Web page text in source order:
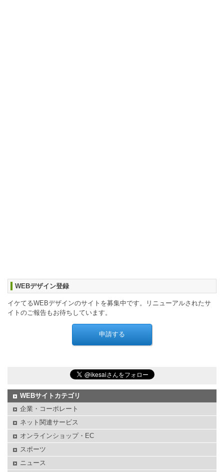
WEBデザイン登録
イケてるWEBデザインのサイトを募集中です。リニューアルされたサ
イトのご報告もお待ちしています。
WEBサイトカテゴリ
企業・コーポレート
ネット関連サービス
オンラインショップ・EC
スポーツ
ニュース